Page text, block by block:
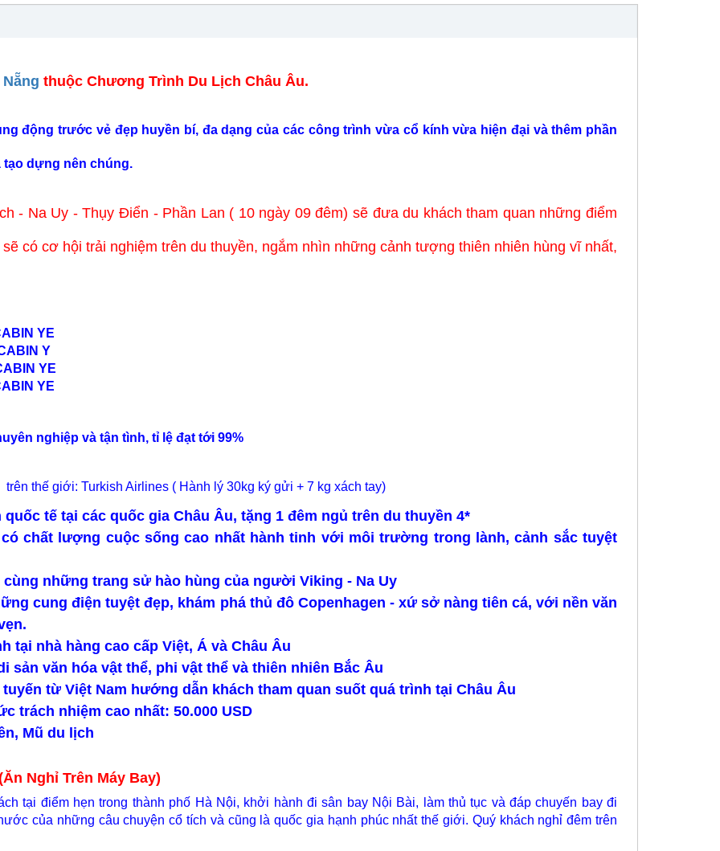
thuộc Chương Trình Du Lịch Châu Âu.
động trước vẻ đẹp huyền bí, đa dạng của các công trình vừa cổ kính vừa hiện đại và thêm phần
dựng nên chúng.
- Na Uy - Thụy Điển - Phần Lan ( 10 ngày 09 đêm) sẽ đưa du khách tham quan những điểm
có cơ hội trải nghiệm trên du thuyền, ngắm nhìn những cảnh tượng thiên nhiên hùng vĩ nhất,
YE
Y
YE
YE
nghiệp và tận tình, tỉ lệ đạt tới 99%
thế giới: Turkish Airlines ( Hành lý 30kg ký gửi + 7 kg xách tay)
tế tại các quốc gia Châu Âu, tặng 1 đêm ngủ trên du thuyền 4*
chất lượng cuộc sống cao nhất hành tinh với môi trường trong lành, cảnh sắc tuyệt
những trang sử hào hùng của người Viking - Na Uy
cung điện tuyệt đẹp, khám phá thủ đô Copenhagen - xứ sở nàng tiên cá, với nền văn
tại nhà hàng cao cấp Việt, Á và Châu Âu
sản văn hóa vật thể, phi vật thể và thiên nhiên Bắc Âu
từ Việt Nam hướng dẫn khách tham quan suốt quá trình tại Châu Âu
trách nhiệm cao nhất: 50.000 USD
Mũ du lịch
Nghỉ Trên Máy Bay)
tại điểm hẹn trong thành phố Hà Nội, khởi hành đi sân bay Nội Bài, làm thủ tục và đáp chuyến bay đi
của những câu chuyện cổ tích và cũng là quốc gia hạnh phúc nhất thế giới. Quý khách nghỉ đêm trên